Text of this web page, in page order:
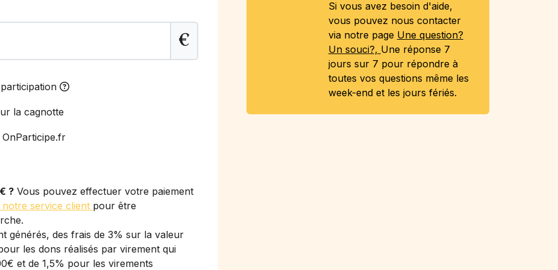
Si vous avez besoin d'aide,
vous pouvez nous contacter
via notre page Une question?
Un souci?, Une réponse 7
jours sur 7 pour répondre à
toutes vos questions même les
week-end et les jours fériés.
€
la cagnotte
? Vous pouvez effectuer votre paiement
notre service client pour être
générés, des frais de 3% sur la valeur
les dons réalisés par virement qui
et de 1,5% pour les virements